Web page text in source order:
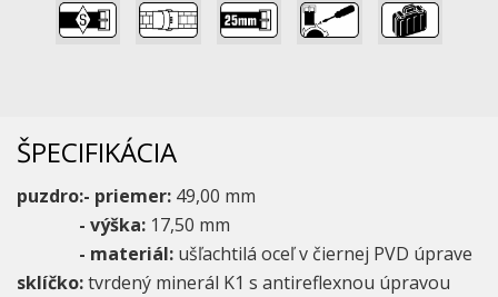
ŠPECIFIKÁCIA
puzdro:- priemer: 49,00 mm
- výška: 17,50 mm
- materiál: ušľachtilá oceľ v čiernej PVD úprave
sklíčko:tvrdený minerál K1 s antireflexnou úpravou